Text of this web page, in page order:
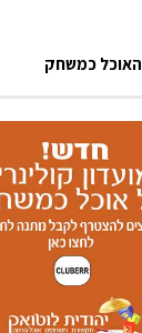
האוכל כמשחק